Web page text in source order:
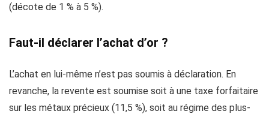
(décote de 1 % à 5 %).
Faut-il déclarer l’achat d’or ?
L’achat en lui-même n’est pas soumis à déclaration. En
revanche, la revente est soumise soit à une taxe forfaitaire
sur les métaux précieux (11,5 %), soit au régime des plus-